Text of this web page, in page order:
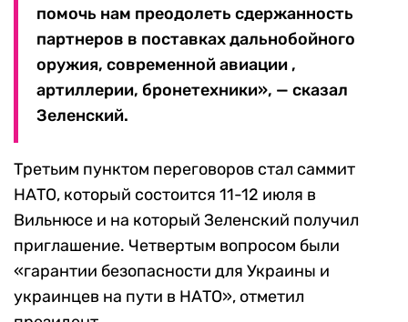
помочь нам преодолеть сдержанность
партнеров в поставках дальнобойного
оружия, современной авиации ,
артиллерии, бронетехники», — сказал
Зеленский.
Третьим пунктом переговоров стал саммит
НАТО, который состоится 11-12 июля в
Вильнюсе и на который Зеленский получил
приглашение. Четвертым вопросом были
«гарантии безопасности для Украины и
украинцев на пути в НАТО», отметил